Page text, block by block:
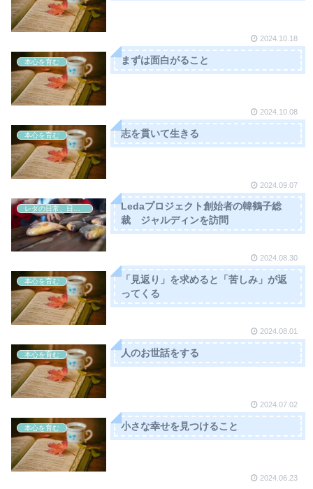
2024.10.18
本心を育む まずは面白がること
2024.10.08
本心を育む 志を貫いて生きる
2024.09.07
Ledaプロジェクト創始者の韓鶴子総
裁 ジャルディンを訪問
2024.08.30
本心を育む
「見返り」を求めると「苦しみ」が返
ってくる
2024.08.01
本心を育む 人のお世話をする
2024.07.02
本心を育む 小さな幸せを見つけること
2024.06.23